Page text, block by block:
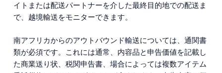
イトまたは配送パートナーを介した最終目的地での配送ま
で、越境輸送をモニターできます。
南アフリカからのアウトバウンド輸送については、通関書
類が必須です。これには通常、内容品と申告価値を記載し
た商業送り状、税関申告書、場合によっては複数アイテム